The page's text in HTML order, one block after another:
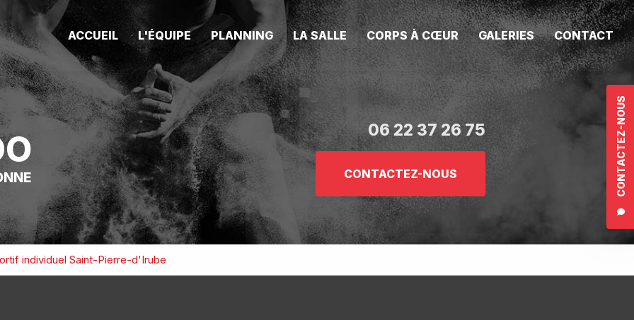
CONTACTEZ-NOUS
ACCUEIL
L'ÉQUIPE PLANNING LA SALLE CORPS À CŒUR GALERIES CONTACT
06 22 37 26 75
CONTACTEZ-NOUS
individuel Saint-Pierre-d'Irube